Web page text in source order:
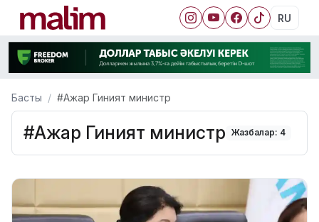
RU
Басты #Ажар Гиният министр
#Ажар Гиният министр Жазбалар: 4